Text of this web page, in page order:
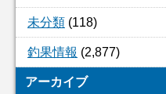
未分類 (118)
釣果情報 (2,877)
アーカイブ